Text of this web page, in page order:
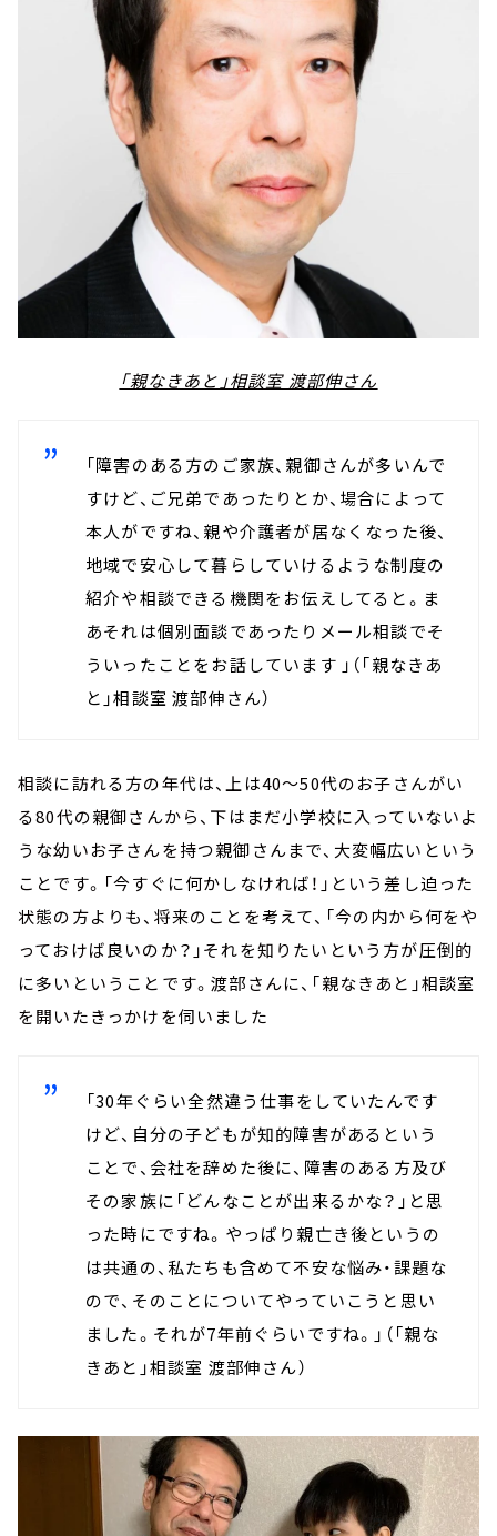
「親なきあと」相談室 渡部伸さん
「障害のある方のご家族、親御さんが多いんで
すけど、ご兄弟であったりとか、場合によって
本人がですね、親や介護者が居なくなった後、
地域で安心して暮らしていけるような制度の
紹介や相談できる機関をお伝えしてると。ま
あそれは個別面談であったりメール相談でそ
ういったことをお話しています 」（「親なきあ
と」相談室 渡部伸さん）
相談に訪れる方の年代は、上は40～50代のお子さんがい
る80代の親御さんから、下はまだ小学校に入っていないよ
うな幼いお子さんを持つ親御さんまで、大変幅広いという
ことです。「今すぐに何かしなければ！」という差し迫った
状態の方よりも、将来のことを考えて、「今の内から何をや
っておけば良いのか？」それを知りたいという方が圧倒的
に多いということです。渡部さんに、「親なきあと」相談室
を開いたきっかけを伺いました
「30年ぐらい全然違う仕事をしていたんです
けど、自分の子どもが知的障害があるという
ことで、会社を辞めた後に、障害のある方及び
その家族に「どんなことが出来るかな？」と思
った時にですね。やっぱり親亡き後というの
は共通の、私たちも含めて不安な悩み・課題な
ので、そのことについてやっていこうと思い
ました。それが7年前ぐらいですね。」（「親な
きあと」相談室 渡部伸さん）